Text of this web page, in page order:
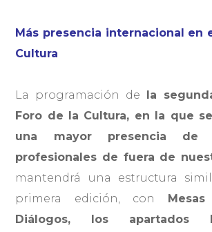
Más presencia internacional en
Cultura
La programación de la
Foro de la Cultura, en la que
una mayor presencia de
profesionales de fuera de
mantendrá una estructura
primera edición, con
Diálogos, los apartados